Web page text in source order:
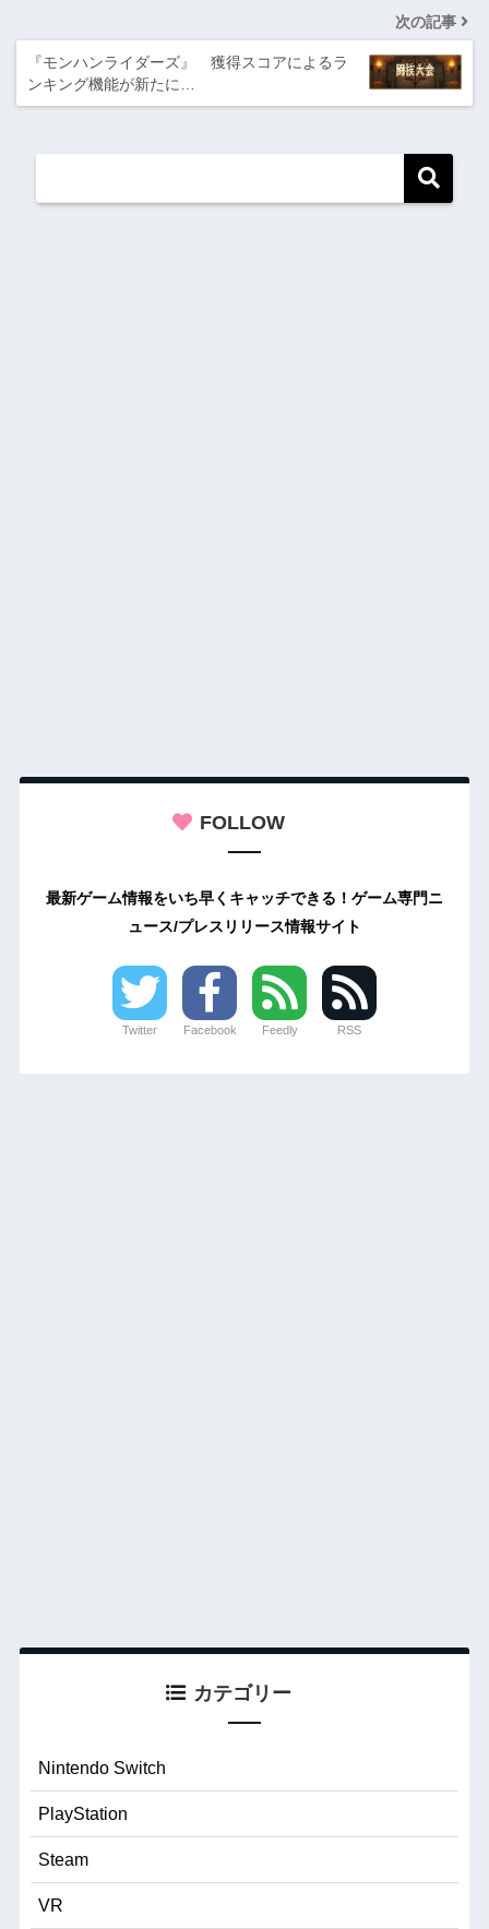
次の記事
『モンハンライダーズ』 獲得スコアによるラ
ンキング機能が新たに…
FOLLOW
最新ゲーム情報をいち早くキャッチできる！ゲーム専門ニ
ュース/プレスリリース情報サイト
Twitter Facebook Feedly RSS
カテゴリー
Nintendo Switch
PlayStation
Steam
VR